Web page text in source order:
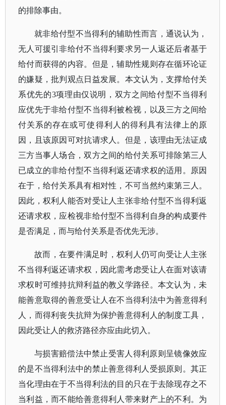
的排除事由。
就非给付型不当得利的辅助性而言，通说认为，
无人可援引非给付不当得利要求另一人返还后者基于
给付而获得的内容。但是，辅助性规则存在循环论证
的嫌疑，批判观点日益发展。本文认为，支撑给付关
系优先的3项理由仅说明，双方之间给付型不当得利
应优先于非给付型不当得利被检视，以及三方之间给
付关系的存在或可使得利人的得利具有法律上的原
因，且该原因可对抗请求人。但是，该理由无法证成
三方当事人场合，双方之间的给付关系可排除第三人
已成立的非给付型不当得利返还请求权的适用。原因
在于，给付关系具有相对性，不可当然约束第三人。
因此，权利人能否对受让人主张非给付型不当得利返
还请求权，应检视非给付型不当得利自身的构成要件
是否满足，而与给付关系是否优先无涉。
故而，在要件满足时，权利人仍可向受让人主张
不当得利返还请求权，因此需考虑受让人在面对该请
求权时可维持抗辩利益的教义学路径。本文认为，未
能善意取得的善意受让人在不当得利法中为善意得利
人，而得利丧失抗辩为保护善意得利人的制度工具，
因此受让人的救济路径亦应由此切入。
与损害赔偿法中禁止受害人得利原则呈镜像效应
的是不当得利法中的禁止善意得利人受损原则。其正
当化理由在于不当得利法的目的只在于去除现存之不
当利益，而不能给善意得利人带来财产上的不利。为